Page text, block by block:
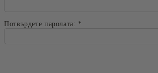
Потвърдете паролата: *